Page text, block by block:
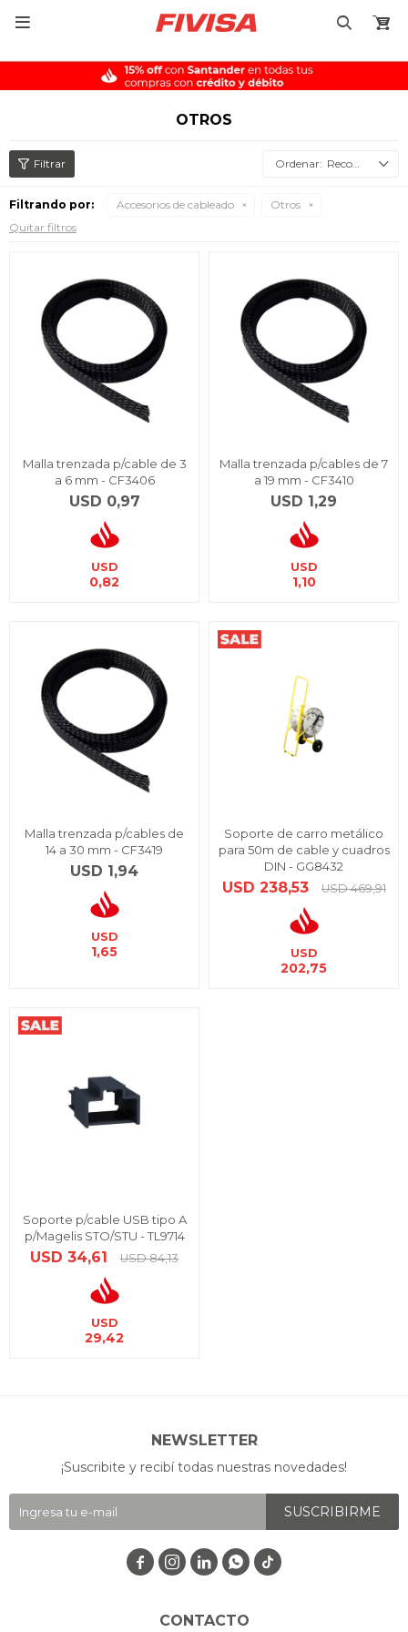

OTROS
Recomendados
Filtrando por: Accesorios de cableado
Otros
Quitar filtros
Malla trenzada p/cable de 3
a 6 mm - CF3406
USD 0,97
USD
0,82
Malla trenzada p/cables de 7
a 19 mm - CF3410
USD 1,29
USD
1,10
Malla trenzada p/cables de
14 a 30 mm - CF3419
USD 1,94
USD
1,65
Soporte de carro metálico
para 50m de cable y cuadros
DIN - GG8432
USD 238,53 USD 469,91
USD
202,75
Soporte p/cable USB tipo A
p/Magelis STO/STU - TL9714
USD 34,61 USD 84,13
USD
29,42
CONTACTO
NEWSLETTER
¡Suscribite y recibí todas nuestras novedades!
SUSCRIBIRME
   